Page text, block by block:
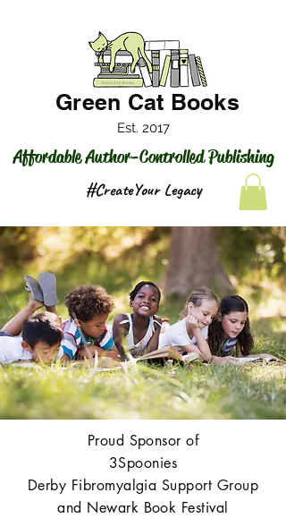
Affordable Author-Controlled Publishing
Green Cat Books
Est. 2017
#CreateYour Legacy
Proud Sponsor of
3Spoonies
Derby Fibromyalgia Support Group
and Newark Book Festival